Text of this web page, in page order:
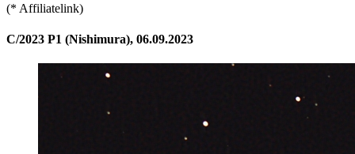
(* Affiliatelink)
C/2023 P1 (Nishimura), 06.09.2023